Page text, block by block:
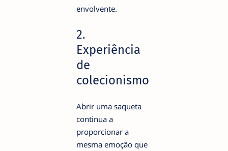
envolvente.
2.
Experiência
de
colecionismo
Abrir uma saqueta
continua a
proporcionar a
mesma emoção que